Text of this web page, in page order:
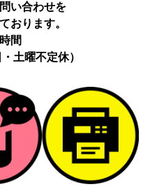
ルからの連携。
LLC等）。
供先と個人情報取扱い契約
管理措置等）を締結していま
以外に、事前にご本人の同意
ん。
にために必要がある場合であっ
あるとき
い合わせを
おります。
時間
土曜不定休）